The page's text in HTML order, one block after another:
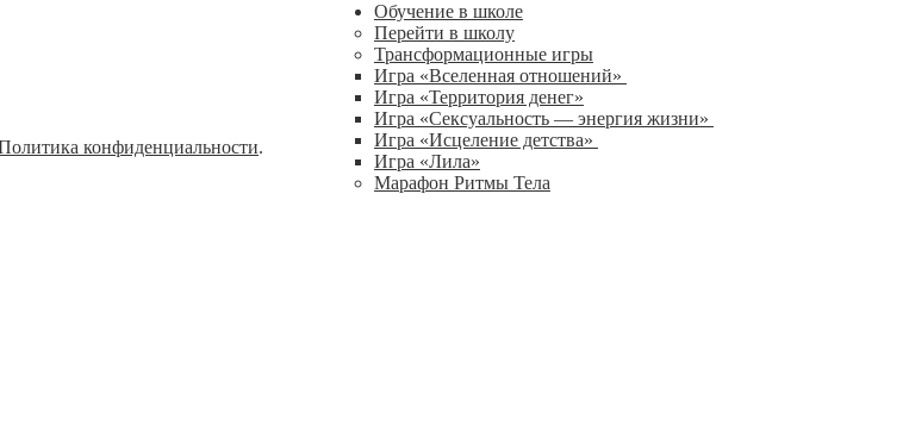
конфиденциальности.
Обучение в школе
Перейти в школу
Трансформационные игры
Игра «Вселенная отношений»
Игра «Территория денег»
Игра «Сексуальность — энергия жизни»
Игра «Исцеление детства»
Игра «Лила»
Марафон Ритмы Тела